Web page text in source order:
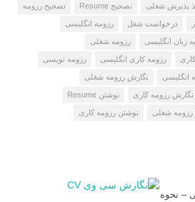
پذیرش شغلی تصحیح Resume تصحیح رزومه
درخواست شغل رزومه انگلیسی
زبان انگلیسی رزومه شغلی
رزومه کاری انگلیسی رزومه نویسی
انگلیسی نگارش رزومه شغلی
نگارش رزومه کاری نوشتن Resume
رزومه شغلی نوشتن رزومه کاری
– نحوه